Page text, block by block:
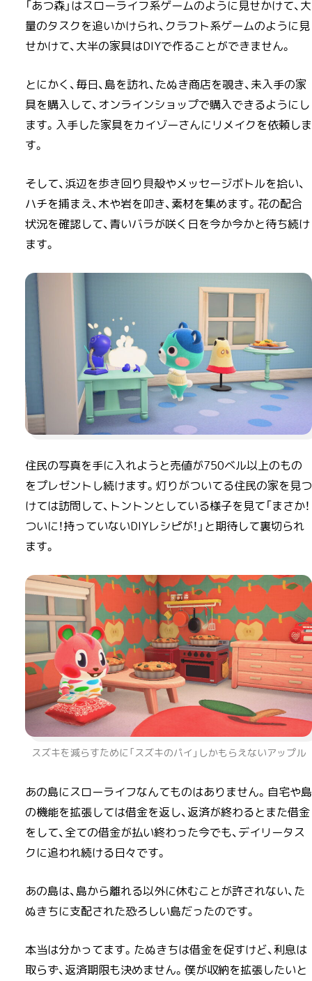
「あつ森」はスローライフ系ゲームのように見せかけて、大
量のタスクを追いかけられ、クラフト系ゲームのように見
せかけて、大半の家具はDIYで作ることができません。
とにかく、毎日、島を訪れ、たぬき商店を覗き、未入手の家
具を購入して、オンラインショップで購入できるようにし
ます。入手した家具をカイゾーさんにリメイクを依頼しま
す。
そして、浜辺を歩き回り貝殻やメッセージボトルを拾い、
ハチを捕まえ、木や岩を叩き、素材を集めます。花の配合
状況を確認して、青いバラが咲く日を今か今かと待ち続け
ます。
住民の写真を手に入れようと売値が750ベル以上のもの
をプレゼントし続けます。灯りがついてる住民の家を見つ
けては訪問して、トントンとしている様子を見て「まさか！
ついに！持っていないDIYレシピが！」と期待して裏切られ
ます。
スズキを減らすために「スズキのパイ」しかもらえないアップル
あの島にスローライフなんてものはありません。自宅や島
の機能を拡張しては借金を返し、返済が終わるとまた借金
をして、全ての借金が払い終わった今でも、デイリータス
クに追われ続ける日々です。
あの島は、島から離れる以外に休むことが許されない、た
ぬきちに支配された恐ろしい島だったのです。
本当は分かってます。たぬきちは借金を促すけど、利息は
取らず、返済期限も決めません。僕が収納を拡張したいと